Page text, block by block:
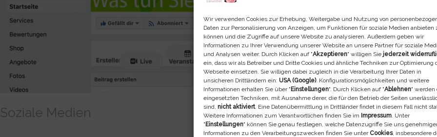
Wir verwenden Cookies zur Erhebung, Weitergabe und Nutzung von
Daten zur Personalisierung von Anzeigen, um Funktionen für soziale Medien anbieten
können und die Zugriffe auf unsere Website zu analysieren. Außerdem geben wir
Informationen zu Ihrer Verwendung unserer Website an unsere Partner für soziale
und Analysen weiter. Durch Klicken auf "Akzeptieren" willigen Sie jederzeit
ein, dass wir als Betreiber und Dritte Cookies und ähnliche Techniken zur Optimierung
Webseite einsetzen. Sie willigen dabei zugleich in die Verarbeitung Ihrer Daten in
unsicheren Drittländern ein: USA (Google). Konfigurationsmöglichkeiten und weitere
Informationen erhalten Sie über "Einstellungen". Durch Klicken auf "Ablehnen" werden
eingesetzten Techniken, mit Ausnahme derer, die für den Betrieb der Seiten
sind, nicht aktiviert. Eine Datenübermittlung in Drittländer findet in diesem Fall nicht
Weitere Informationen zum Verantwortlichen finden Sie im Impressum . Unter
"Einstellungen" können Sie genau festlegen, welche Datenzugriffe Sie uns
Informationen zu den Verarbeitungszwecken finden Sie unter Cookies, insbesondere
Soziale Medien